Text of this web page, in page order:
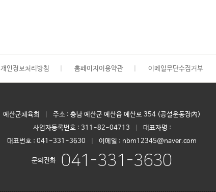
개인정보처리방침 홈페이지이용약관 이메일무단수집거부
예산군체육회
주소 : 충남 예산군 예산읍 예산로 354 (공설운동장內)
사업자등록번호 : 311-82-04713
대표자명 :
대표번호 : 041-331-3630 이메일 : nbm12345@naver.com
문의전화 041-331-3630